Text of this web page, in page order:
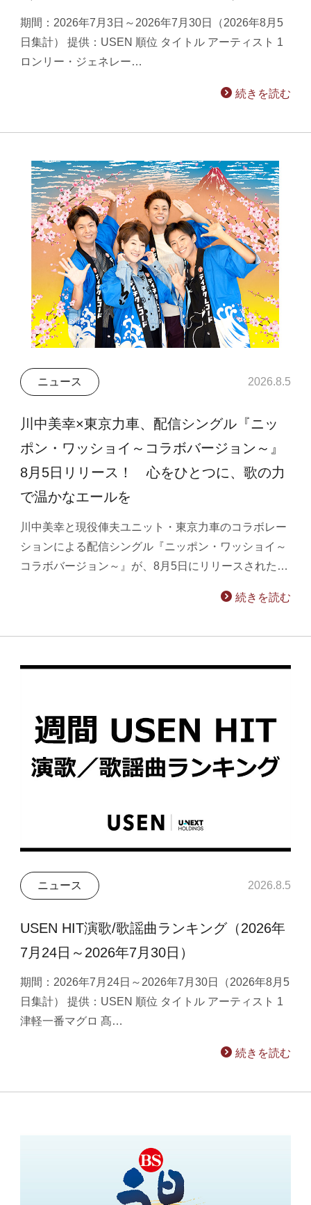
期間：2026年7月3日～2026年7月30日（2026年8月5
日集計） 提供：USEN 順位 タイトル アーティスト 1
ロンリー・ジェネレー…
続きを読む
ニュース 2026.8.5
川中美幸×東京力車、配信シングル『ニッ
ポン・ワッショイ～コラボバージョン～』
8月5日リリース！ 心をひとつに、歌の力
で温かなエールを
川中美幸と現役俥夫ユニット・東京力車のコラボレー
ションによる配信シングル『ニッポン・ワッショイ～
コラボバージョン～』が、8月5日にリリースされた…
続きを読む
ニュース 2026.8.5
USEN HIT演歌/歌謡曲ランキング（2026年
7月24日～2026年7月30日）
期間：2026年7月24日～2026年7月30日（2026年8月5
日集計） 提供：USEN 順位 タイトル アーティスト 1
津軽一番マグロ 髙…
続きを読む